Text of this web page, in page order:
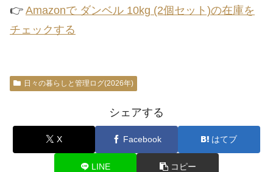
👉 Amazonで ダンベル 10kg (2個セット)の在庫を
チェックする
日々の暮らしと管理ログ(2026年)
シェアする
X Facebook はてブ
LINE コピー